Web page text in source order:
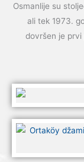
Osmanlije su
ali tek 1973.
dovršen je prvi